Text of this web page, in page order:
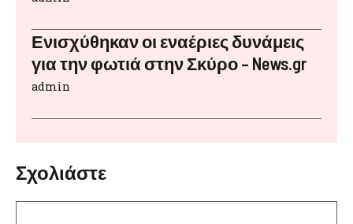
Ενισχύθηκαν οι εναέριες δυνάμεις
για την φωτιά στην Σκύρο – News.gr
admin
Σχολιάστε